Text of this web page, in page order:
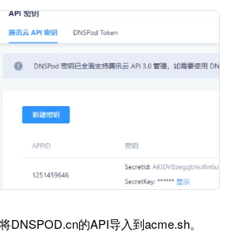
DNSPOD.cn的API导入到acme.sh。